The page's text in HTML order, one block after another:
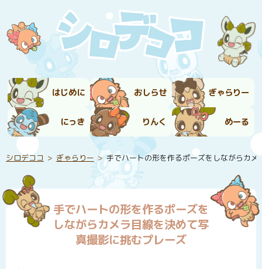
はじめに おしらせ ぎゃらりー
にっき りんく めーる
シロデココ ぎゃらりー 手でハートの形を作るポーズをしながらカ
手でハートの形を作るポーズを
しながらカメラ目線を決めて写
真撮影に挑むプレーズ